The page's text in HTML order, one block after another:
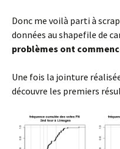
Donc me voilà parti à
données au shapefile de
problèmes ont
Une fois la jointure
découvre les premiers